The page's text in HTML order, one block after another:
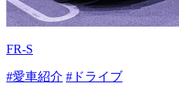
FR-S
#愛車紹介 #ドライブ